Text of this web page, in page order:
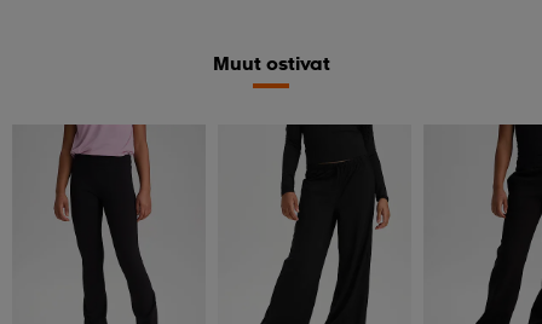
Muut ostivat